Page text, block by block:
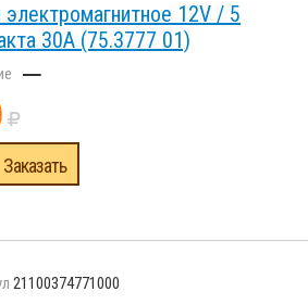
электромагнитное 12V / 5
30А (75.3777 01)
–
Заказать
21100374771000